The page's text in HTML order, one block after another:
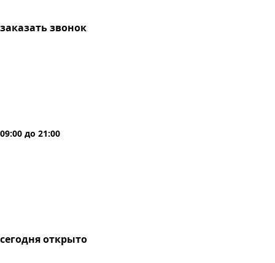
заказать звонок
09:00 до 21:00
сегодняоткрыто